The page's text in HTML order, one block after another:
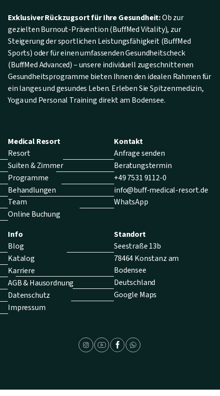
Exklusiver Rückzugsort für Ihre Gesundheit:Ob zur
gezielten Burnout-Prävention (BuffMed Vitality), zur
Steigerung der sportlichen Leistungsfähigkeit (BuffMed
Sports) oder für einen umfassenden Gesundheitscheck
(BuffMed Advanced) – unsere individuell zugeschnittenen
Gesundheitsprogramme bieten Ihnen den idealen Rahmen für
ein langes und gesundes Leben. Erleben Sie Spitzenmedizin,
Yoga und Personal Training direkt am Bodensee.
Medical Resort
Resort
Suiten & Zimmer
Programme
Behandlungen
Team
Online Buchung
Info
Blog
Katalog
Karriere
AGB & Hausordnung
Datenschutz
Impressum
Kontakt
Anfrage senden
Beratungstermin
+49 7531 9112-0
info@buff-medical-resort.de
WhatsApp
Standort
Seestraße 13b
78464 Konstanz am
Bodensee
Deutschland
Google Maps